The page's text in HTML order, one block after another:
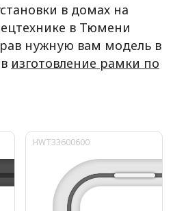
в домах на
в Тюмени
нужную вам модель в
изготовление рамки по
HWT33600600